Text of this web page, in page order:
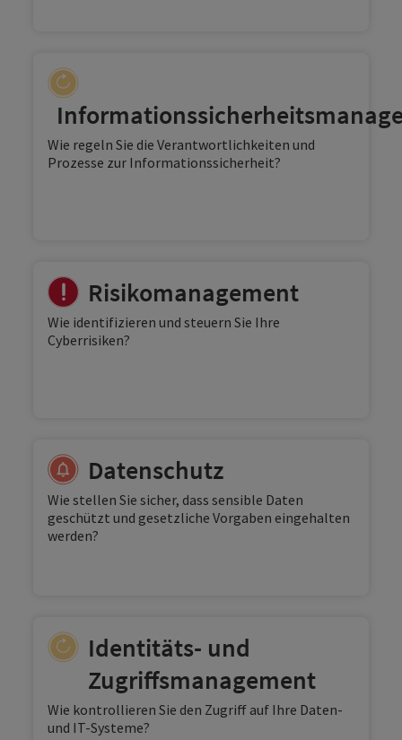
Wie regeln Sie die Verantwortlichkeiten und
Prozesse zur Informationssicherheit?
Risikomanagement
Wie identifizieren und steuern Sie Ihre
Cyberrisiken?
Datenschutz
Wie stellen Sie sicher, dass sensible Daten
geschützt und gesetzliche Vorgaben eingehalten
werden?
Identitäts- und
Zugriffsmanagement
Wie kontrollieren Sie den Zugriff auf Ihre Daten-
und IT-Systeme?